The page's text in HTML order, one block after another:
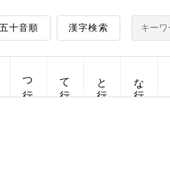
五十音順 漢字検索
つ行 て行 と行 な行